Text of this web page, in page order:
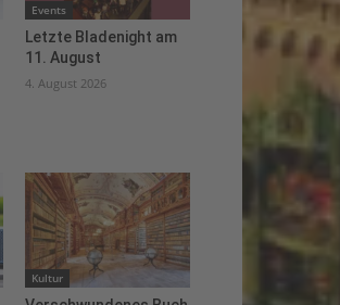
Events
Letzte Bladenight am
11. August
4. August 2026
Kultur